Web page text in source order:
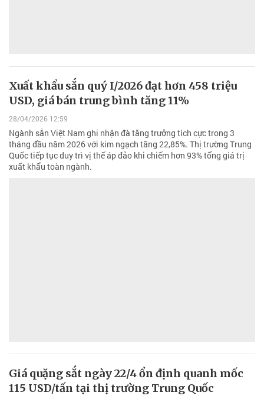
Xuất khẩu sắn quý I/2026 đạt hơn 458 triệu
USD, giá bán trung bình tăng 11%
28/04/2026 12:59
Ngành sắn Việt Nam ghi nhận đà tăng trưởng tích cực trong 3
tháng đầu năm 2026 với kim ngạch tăng 22,85%. Thị trường Trung
Quốc tiếp tục duy trì vị thế áp đảo khi chiếm hơn 93% tổng giá trị
xuất khẩu toàn ngành.
Giá quặng sắt ngày 22/4 ổn định quanh mốc
115 USD/tấn tại thị trường Trung Quốc